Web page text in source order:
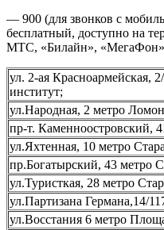
— 900 (для звонков с
бесплатный, доступно на
МТС, «Билайн»,
ул. 2-ая Красноармейская,
институт;
ул.Народная, 2 метро
пр-т. Каменноостровский,
ул.Яхтенная, 10 метро
пр.Богатырский, 43 метро
ул.Туристкая, 28 метро
ул.Партизана Германа,14/
ул.Восстания 6 метро